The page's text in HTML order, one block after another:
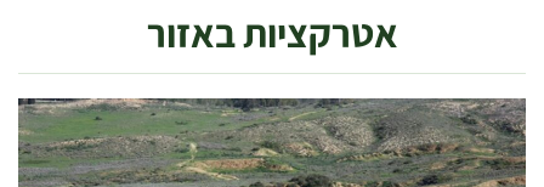
אטרקציות באזור